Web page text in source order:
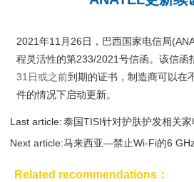
2021年11月26日，巴西国家电信局
程灵活性的第233/2021号信函。该信函
31日或之前到期的证书，制造商可以在
件的情况下启动更新。
Last article: 泰国TISI针对护肤护发相关
Next article:马来西亚—禁止Wi-Fi的6
Related recommendations：